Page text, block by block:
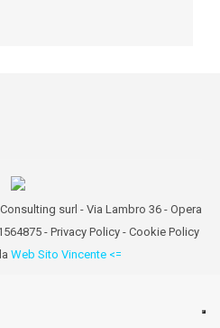
surl - Via Lambro 36 - Opera
- Privacy Policy - Cookie Policy
Web Sito Vincente <=